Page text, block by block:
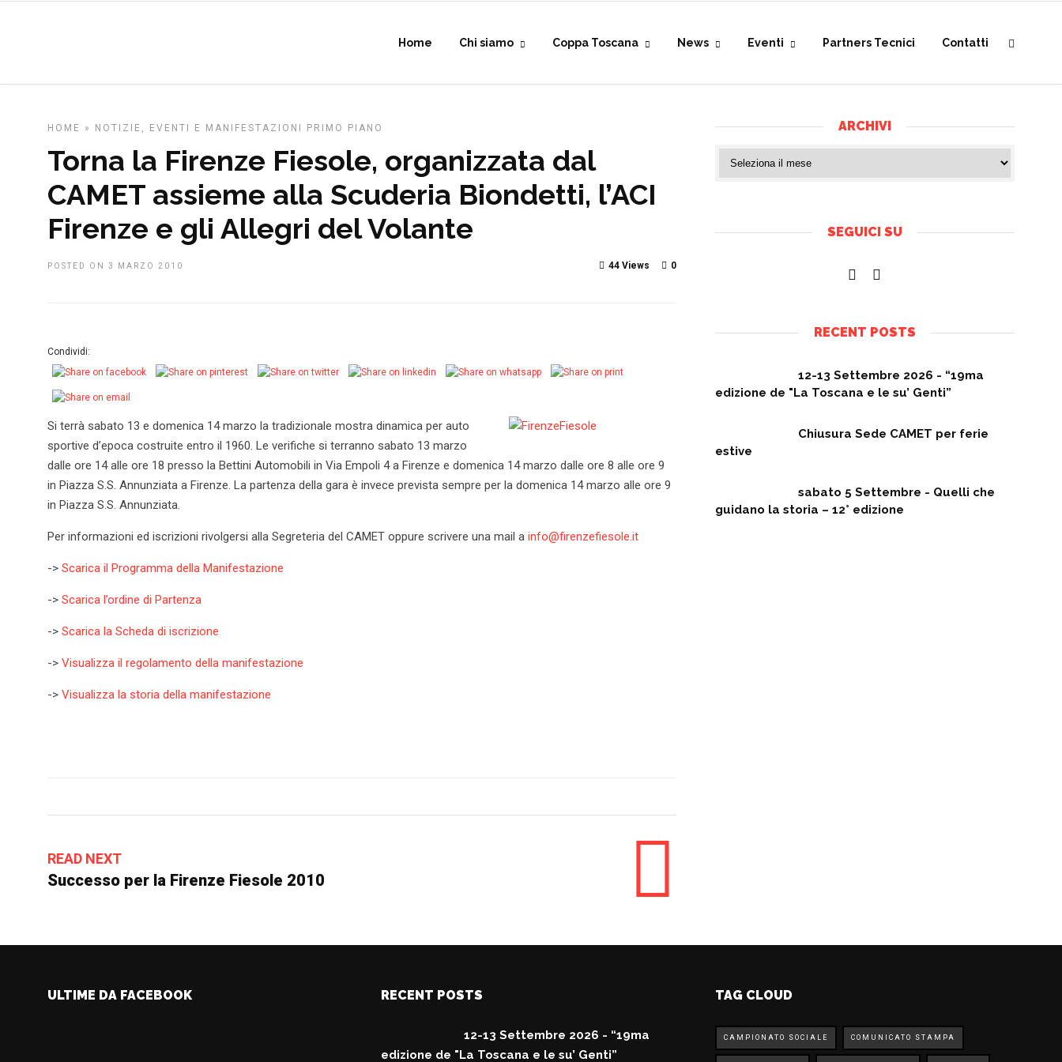
Home Chi siamo Coppa Toscana News Eventi Partners Tecnici Contatti
HOME » NOTIZIE, EVENTI E MANIFESTAZIONI PRIMO PIANO
Torna la Firenze Fiesole, organizzata dal
CAMET assieme alla Scuderia Biondetti, l’ACI
Firenze e gli Allegri del Volante
POSTED ON 3 MARZO 2010 0
44 Views
Condividi:
Si terrà sabato 13 e domenica 14 marzo la tradizionale mostra dinamica per auto
sportive d’epoca costruite entro il 1960. Le verifiche si terranno sabato 13 marzo
dalle ore 14 alle ore 18 presso la Bettini Automobili in Via Empoli 4 a Firenze e domenica 14 marzo dalle ore 8 alle ore 9
in Piazza S.S. Annunziata a Firenze. La partenza della gara è invece prevista sempre per la domenica 14 marzo alle ore 9
in Piazza S.S. Annunziata.
Per informazioni ed iscrizioni rivolgersi alla Segreteria del CAMET oppure scrivere una mail a info@firenzefiesole.it
-> Scarica il Programma della Manifestazione
-> Scarica l’ordine di Partenza
-> Scarica la Scheda di iscrizione
-> Visualizza il regolamento della manifestazione
-> Visualizza la storia della manifestazione
READ NEXT
Successo per la Firenze Fiesole 2010
ARCHIVI
SEGUICI SU
RECENT POSTS
12-13 Settembre 2026 - “19ma
edizione de "La Toscana e le su’ Genti”
Chiusura Sede CAMET per ferie
estive
sabato 5 Settembre - Quelli che
guidano la storia – 12° edizione
ULTIME DA FACEBOOK RECENT POSTS
12-13 Settembre 2026 - “19ma
edizione de "La Toscana e le su’ Genti”
TAG CLOUD
CAMPIONATO SOCIALE COMUNICATO STAMPA